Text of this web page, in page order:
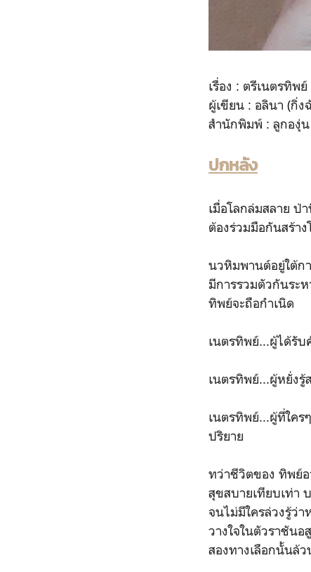
เรื่อง : ตรีเนตรทิพ
ผู้เขียน : อลินา (กิ่ง
สำนักพิมพ์ : ลูกองุ่น
ปกหลัง
เมื่อโลกล่มสลาย
ต้องร่วมมือกันสร้า
นวหิมพานต์อยู่ใต้ก
มีการรวมตัวกันระ
ทิพย์จะถือกำเนิด
เนตรทิพย์...ผู้ได้รั
เนตรทิพย์...ผู้หยั่งรู้
เนตรทิพย์...ผู้ที่ใคร
ปริยาย
ทว่าชีวิตของ ทิพย์
สุขสบายเทียบเท่า
จนไม่มีใครล่วงรู้ว่
วางใจในตัวราชัน
สองทางเลือกนั้นล้